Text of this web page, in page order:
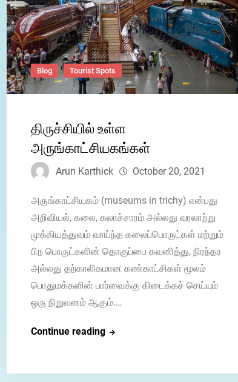
Blog Tourist Spots
திருச்சியில் உள்ள
அருங்காட்சியகங்கள்
Arun Karthick October 20, 2021
அருங்காட்சியகம் (museums in trichy) என்பது
அறிவியல், கலை, கலாச்சாரம் அல்லது வரலாற்று
முக்கியத்துவம் வாய்ந்த கலைப்பொருட்கள் மற்றும்
பிற பொருட்களின் தொகுப்பை கவனித்து, நிரந்தர
அல்லது தற்காலிகமான கண்காட்சிகள் மூலம்
பொதுமக்களின் பார்வைக்கு கிடைக்கச் செய்யும்
ஒரு நிறுவனம் ஆகும்.…
Continue readingதிருச்சியில்